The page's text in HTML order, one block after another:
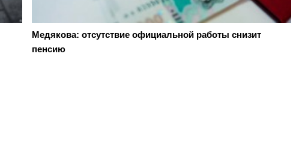
Медякова: отсутствие официальной работы снизит
пенсию